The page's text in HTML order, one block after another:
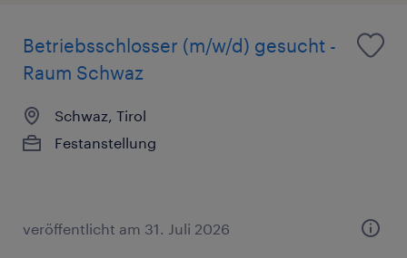
Betriebsschlosser (m/w/d) gesucht -
Raum Schwaz
Schwaz, Tirol
Festanstellung
veröffentlicht am 31. Juli 2026